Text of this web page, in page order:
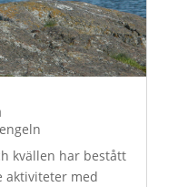
kvällen har bestått
aktiviteter med